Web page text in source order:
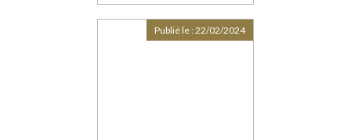
la grande distribution
Publié le :22/02/2024